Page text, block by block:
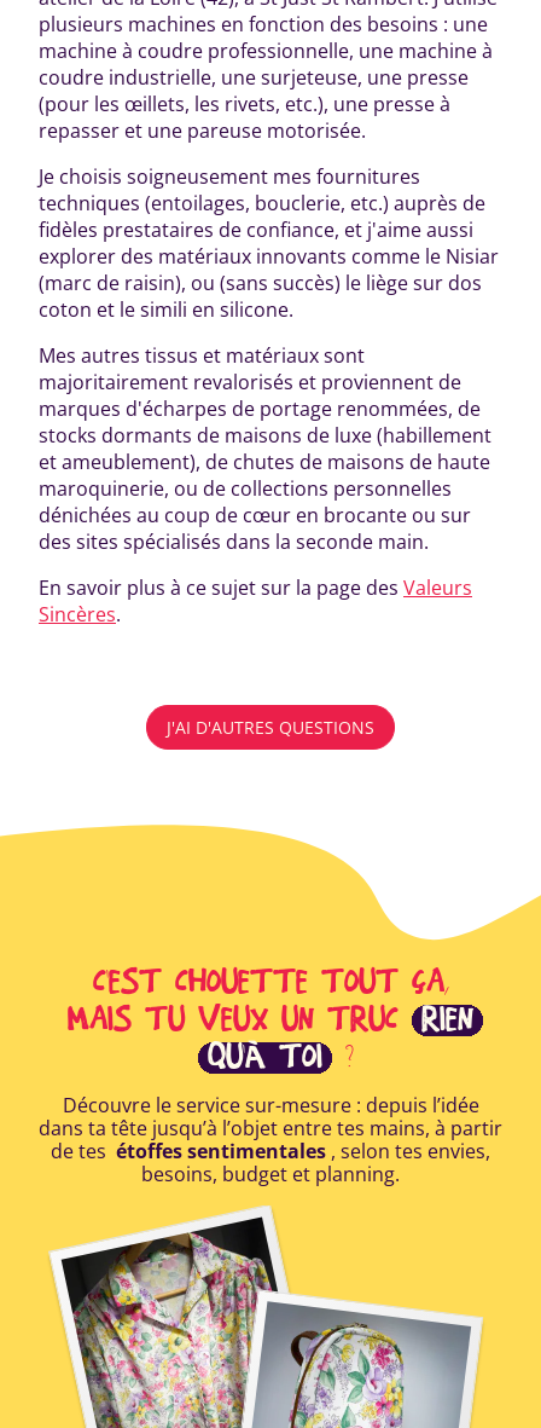
plusieurs machines en fonction des besoins : une
machine à coudre professionnelle, une machine à
coudre industrielle, une surjeteuse, une presse
(pour les œillets, les rivets, etc.), une presse à
repasser et une pareuse motorisée.
Je choisis soigneusement mes fournitures
techniques (entoilages, bouclerie, etc.) auprès de
fidèles prestataires de confiance, et j'aime aussi
explorer des matériaux innovants comme le Nisiar
(marc de raisin), ou (sans succès) le liège sur dos
coton et le simili en silicone.
Mes autres tissus et matériaux sont
majoritairement revalorisés et proviennent de
marques d'écharpes de portage renommées, de
stocks dormants de maisons de luxe (habillement
et ameublement), de chutes de maisons de haute
maroquinerie, ou de collections personnelles
dénichées au coup de cœur en brocante ou sur
des sites spécialisés dans la seconde main.
En savoir plus à ce sujet sur la page des Valeurs
Sincères.
J'AI D'AUTRES QUESTIONS
C'EST CHOUETTE TOUT ÇA,
MAIS TU VEUX UN TRUC
RIEN
QU'À TOI ?
Découvre le service sur-mesure : depuis l’idée
dans ta tête jusqu’à l’objet entre tes mains, à partir
de tes étoffes sentimentales , selon tes envies,
besoins, budget et planning.